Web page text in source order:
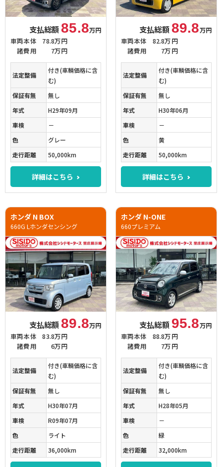
支払総額 85.8万円
車両本体
78.8万円
諸費用
7万円
法定整備
付き(車輌価格に含
む)
保証有無
無し
年式
H29年09月
車検
－
色
グレー
走行距離
50,000km
詳細はこちら
支払総額 89.8万円
車両本体
82.8万円
諸費用
7万円
法定整備
付き(車輌価格に含
む)
保証有無
無し
年式
H30年06月
車検
－
色
黄
走行距離
50,000km
詳細はこちら
ホンダ N BOX
660G Lホンダセンシング
支払総額 89.8万円
車両本体
83.8万円
諸費用
6万円
法定整備
付き(車輌価格に含
む)
保証有無
無し
年式
H30年07月
車検
R09年07月
色
ライト
走行距離
36,000km
ホンダ N-ONE
660プレミアム
支払総額 95.8万円
車両本体
88.8万円
諸費用
7万円
法定整備
付き(車輌価格に含
む)
保証有無
無し
年式
H28年05月
車検
－
色
緑
走行距離
32,000km